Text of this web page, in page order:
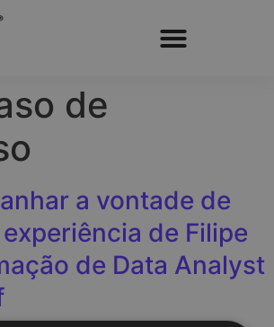
de
a vontade de
experiência de Filipe
de Data Analyst